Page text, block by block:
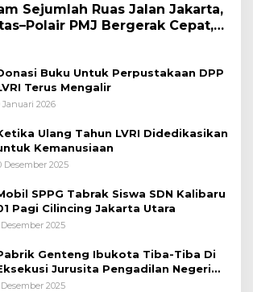
Sejumlah Ruas Jalan Jakarta,
PMJ Bergerak Cepat,
128.247 Personel Secara
Buku Untuk Perpustakaan DPP
Terus Mengalir
Januari 2026
Ulang Tahun LVRI Didedikasikan
Kemanusiaan
Desember 2025
SPPG Tabrak Siswa SDN Kalibaru
Pagi Cilincing Jakarta Utara
Desember 2025
Genteng Ibukota Tiba-Tiba Di
Jurusita Pengadilan Negeri
Diduga Cacat Hukum Sejak
2025